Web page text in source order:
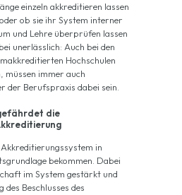
einzeln akkreditieren lassen
ob sie ihr System interner
und Lehre überprüfen lassen
unerlässlich: Auch bei den
Hochschulen
müssen immer auch
Berufspraxis dabei sein.
die
in
bekommen. Dabei
im System gestärkt und
Beschlusses des